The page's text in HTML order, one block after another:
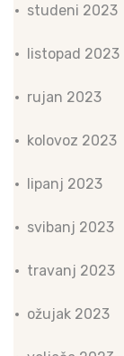
studeni 2023
listopad 2023
rujan 2023
kolovoz 2023
lipanj 2023
svibanj 2023
travanj 2023
ožujak 2023